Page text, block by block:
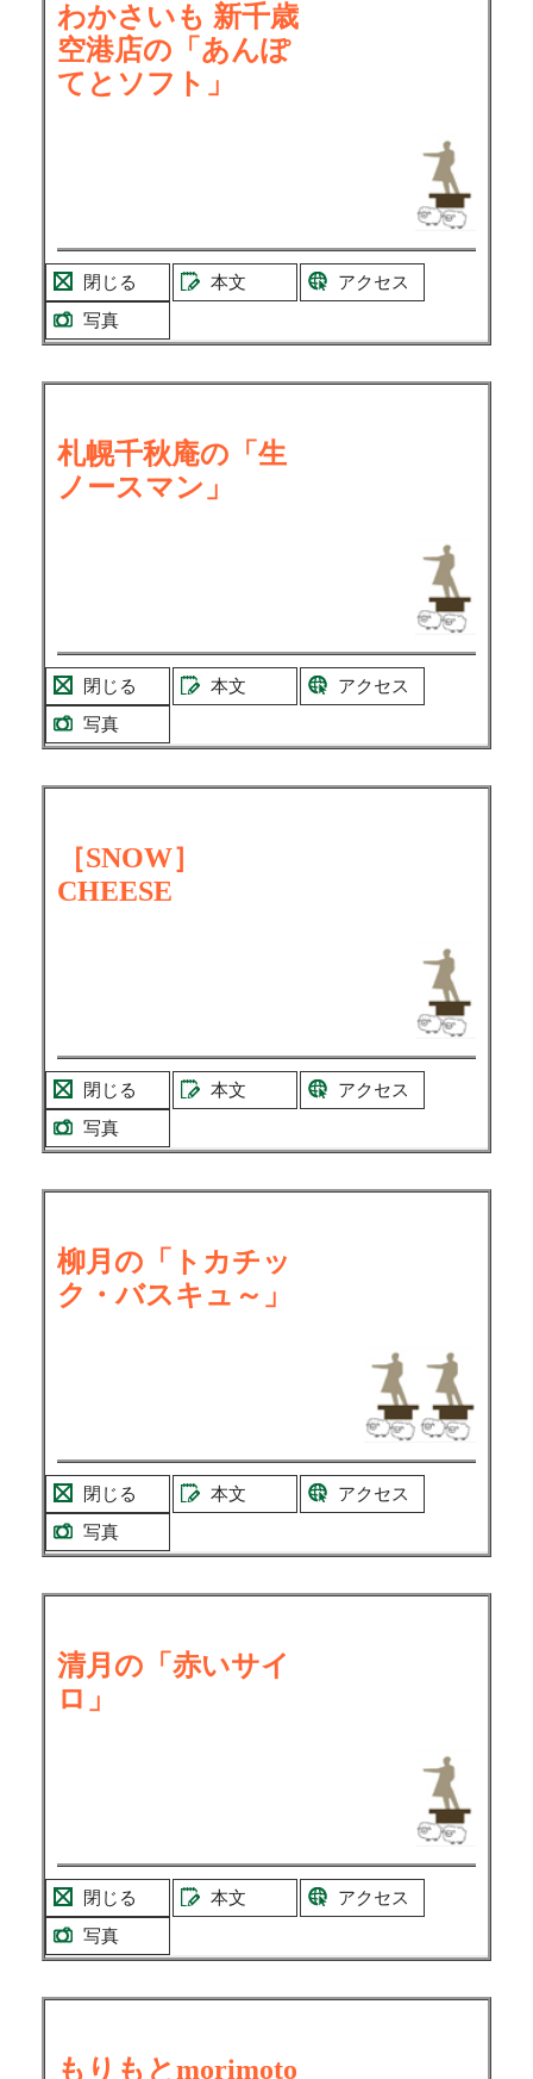
わかさいも 新千歳
空港店の「あんぽ
てとソフト」
閉じる 本文
アクセス
写真
札幌千秋庵の「生
ノースマン」
閉じる 本文
アクセス
写真
［SNOW］
CHEESE
閉じる 本文
アクセス
写真
柳月の「トカチッ
ク・バスキュ～」
閉じる 本文
アクセス
写真
清月の「赤いサイ
ロ」
閉じる 本文
アクセス
写真
もりもとmorimoto